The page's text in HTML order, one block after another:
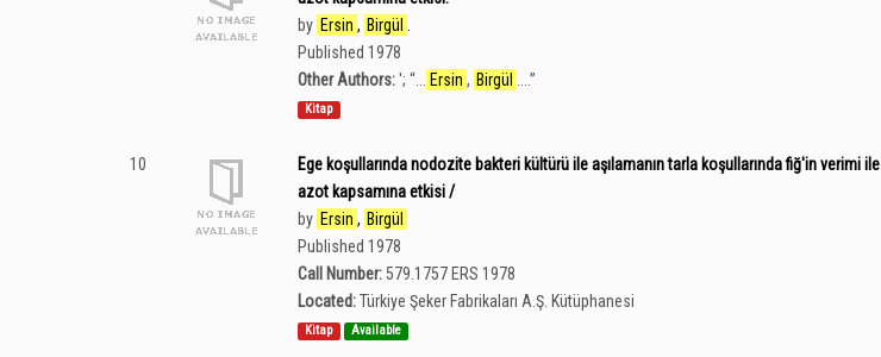
by Ersin , Birgül
Published 1978
Other Authors:'; “ Ersin , Birgül ....”
Kitap
10
Ege koşullarında nodozite bakteri kültürü ile aşılamanın tarla koşullarında fiğ'in verimi ile
azot kapsamına etkisi /
by Ersin , Birgül
Published 1978
Call Number:579.1757 ERS 1978
Located:Türkiye Şeker Fabrikaları A.Ş. Kütüphanesi
Kitap Available